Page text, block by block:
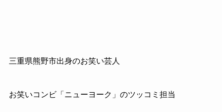
三重県熊野市出身のお笑い芸人
お笑いコンビ「ニューヨーク」のツッコミ担当